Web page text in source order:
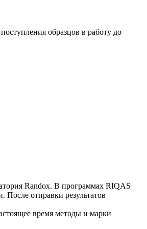
образцов в работу до
Randox. В программах RIQAS
отправки результатов
время методы и марки